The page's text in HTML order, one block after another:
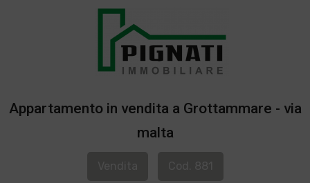
Appartamento in vendita a Grottammare - via
malta